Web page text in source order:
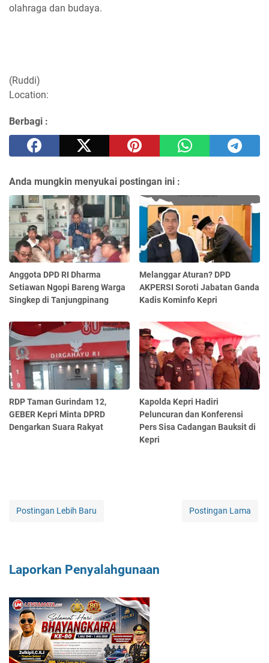
olahraga dan budaya.
(Ruddi)
Location:
Berbagi :
Anda mungkin menyukai postingan ini :
Anggota DPD RI Dharma
Setiawan Ngopi Bareng Warga
Singkep di Tanjungpinang
Melanggar Aturan? DPD
AKPERSI Soroti Jabatan Ganda
Kadis Kominfo Kepri
RDP Taman Gurindam 12,
GEBER Kepri Minta DPRD
Dengarkan Suara Rakyat
Kapolda Kepri Hadiri
Peluncuran dan Konferensi
Pers Sisa Cadangan Bauksit di
Kepri
Postingan Lebih Baru Postingan Lama
Laporkan Penyalahgunaan